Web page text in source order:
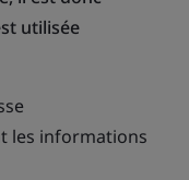
utilisée
les informations